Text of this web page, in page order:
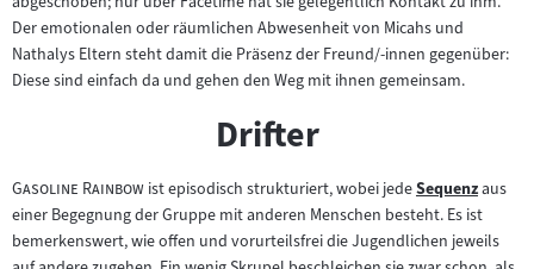
Der emotionalen oder räumlichen Abwesenheit von Micahs und
Nathalys Eltern steht damit die Präsenz der Freund/-innen gegenüber:
Diese sind einfach da und gehen den Weg mit ihnen gemeinsam.
Drifter
"
Gasoline Rainbow"ist episodisch strukturiert, wobei jedeZum
Inhalt:
Sequenzaus
einer Begegnung der Gruppe mit anderen Menschen besteht. Es ist
bemerkenswert, wie offen und vorurteilsfrei die Jugendlichen jeweils